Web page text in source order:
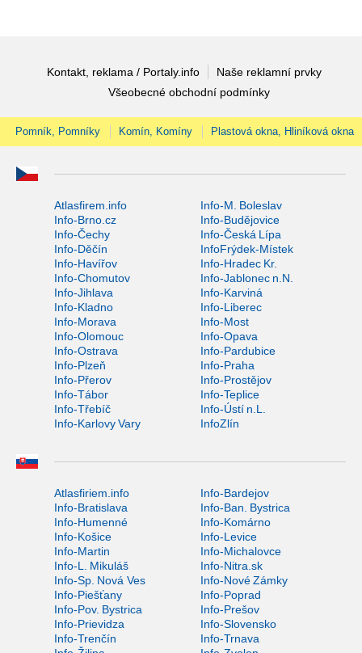
Kontakt, reklama / Portaly.info
Naše reklamní prvky
Všeobecné obchodní podmínky
Pomník, Pomníky Komín, Komíny Plastová okna, Hliníková okna
Atlasfirem.info
Info-M. Boleslav
Info-Brno.cz
Info-Budějovice
Info-Čechy
Info-Česká Lípa
Info-Děčín
InfoFrýdek-Místek
Info-Havířov
Info-Hradec Kr.
Info-Chomutov
Info-Jablonec n.N.
Info-Jihlava
Info-Karviná
Info-Kladno
Info-Liberec
Info-Morava
Info-Most
Info-Olomouc
Info-Opava
Info-Ostrava
Info-Pardubice
Info-Plzeň
Info-Praha
Info-Přerov
Info-Prostějov
Info-Tábor
Info-Teplice
Info-Třebíč
Info-Ústí n.L.
Info-Karlovy Vary
InfoZlín
Atlasfiriem.info
Info-Bardejov
Info-Bratislava
Info-Ban. Bystrica
Info-Humenné
Info-Komárno
Info-Košice
Info-Levice
Info-Martin
Info-Michalovce
Info-L. Mikuláš
Info-Nitra.sk
Info-Sp. Nová Ves
Info-Nové Zámky
Info-Piešťany
Info-Poprad
Info-Pov. Bystrica
Info-Prešov
Info-Prievidza
Info-Slovensko
Info-Trenčín
Info-Trnava